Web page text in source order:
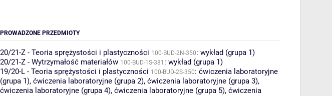
PROWADZONE PRZEDMIOTY
20/21-Z - Teoria sprężystości i plastyczności 100-BUD-2N-350: wykład (grupa 1)
20/21-Z - Wytrzymałość materiałów 100-BUD-1S-381 : wykład (grupa 1)
19/20-L - Teoria sprężystości i plastyczności 100-BUD-2S-350: ćwiczenia laboratoryjne
(grupa 1), ćwiczenia laboratoryjne (grupa 2), ćwiczenia laboratoryjne (grupa 3),
ćwiczenia laboratoryjne (grupa 4), ćwiczenia laboratoryjne (grupa 5), ćwiczenia